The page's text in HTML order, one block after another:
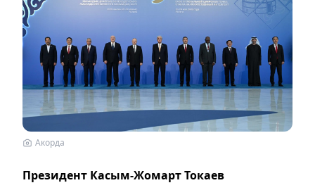
Акорда
Президент Касым-Жомарт Токаев